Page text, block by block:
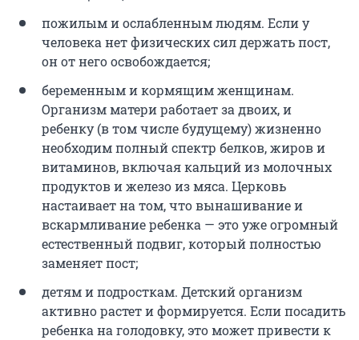
пожилым и ослабленным людям. Если у
человека нет физических сил держать пост,
он от него освобождается;
беременным и кормящим женщинам.
Организм матери работает за двоих, и
ребенку (в том числе будущему) жизненно
необходим полный спектр белков, жиров и
витаминов, включая кальций из молочных
продуктов и железо из мяса. Церковь
настаивает на том, что вынашивание и
вскармливание ребенка — это уже огромный
естественный подвиг, который полностью
заменяет пост;
детям и подросткам. Детский организм
активно растет и формируется. Если посадить
ребенка на голодовку, это может привести к